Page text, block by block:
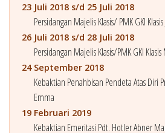
23 Juli 2018 s/d 25 Juli 2018
Persidangan Majelis Klasis/ PMK GKI Klasis
26 Juli 2018 s/d 28 Juli 2018
Persidangan Majelis Klasis/PMK GKI
24 September 2018
Kebaktian Penahbisan Pendeta Atas Diri
Emma
19 Februari 2019
Kebaktian Emeritasi Pdt. Hotler Abner